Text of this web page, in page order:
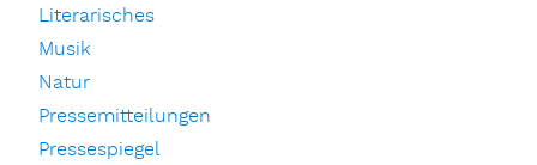
Literarisches
Musik
Natur
Pressemitteilungen
Pressespiegel